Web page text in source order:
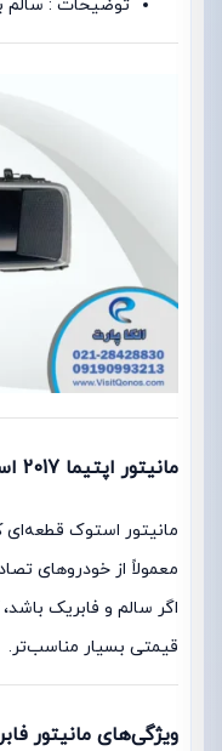
توضیحات : سالم
مانیتور اپتیما 2017 استوک چیست؟
مانیتور استوک
معمولاً از خودروهای
اگر سالم و فابریک
قیمتی بسیار مناسب‌تر.
ویژگی‌های مانیتور فابریک